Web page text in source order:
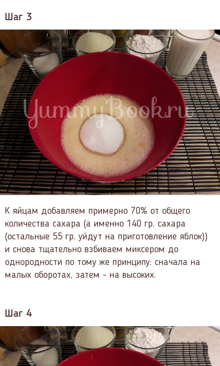
Шаг 3
К яйцам добавляем примерно 70% от общего
количества сахара (а именно 140 гр. сахара
(остальные 55 гр. уйдут на приготовление яблок))
и снова тщательно взбиваем миксером до
однородности по тому же принципу: сначала на
малых оборотах, затем - на высоких.
Шаг 4